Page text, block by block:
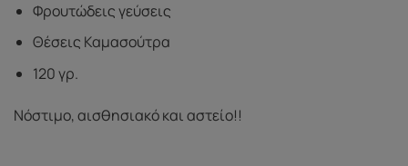
Φρουτώδεις γεύσεις
Θέσεις Καμασούτρα
120 γρ.
Νόστιμο, αισθησιακό και αστείο!!